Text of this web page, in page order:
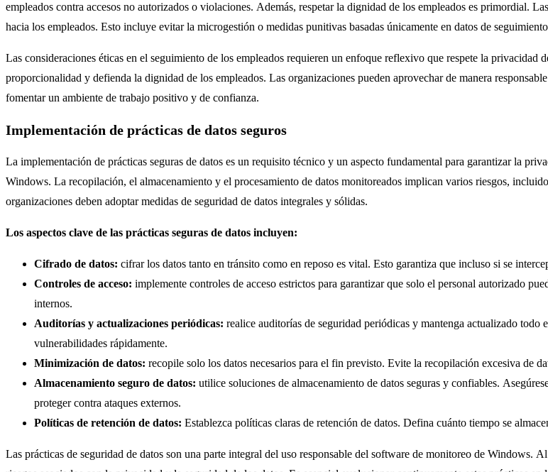
empleados contra accesos no autorizados o violaciones. Además, respetar la dignidad de los empleados es primordial.
hacia los empleados. Esto incluye evitar la microgestión o medidas punitivas basadas únicamente en datos de
Las consideraciones éticas en el seguimiento de los empleados requieren un enfoque reflexivo que respete la privacidad
proporcionalidad y defienda la dignidad de los empleados. Las organizaciones pueden aprovechar de manera
fomentar un ambiente de trabajo positivo y de confianza.
Implementación de prácticas de datos seguros
La implementación de prácticas seguras de datos es un requisito técnico y un aspecto fundamental para garantizar la
Windows. La recopilación, el almacenamiento y el procesamiento de datos monitoreados implican varios riesgos,
organizaciones deben adoptar medidas de seguridad de datos integrales y sólidas.
Los aspectos clave de las prácticas seguras de datos incluyen:
Cifrado de datos: cifrar los datos tanto en tránsito como en reposo es vital. Esto garantiza que incluso si se
Controles de acceso: implemente controles de acceso estrictos para garantizar que solo el personal autorizado
internos.
Auditorías y actualizaciones periódicas: realice auditorías de seguridad periódicas y mantenga actualizado
vulnerabilidades rápidamente.
Minimización de datos: recopile solo los datos necesarios para el fin previsto. Evite la recopilación excesiva de
Almacenamiento seguro de datos: utilice soluciones de almacenamiento de datos seguras y confiables.
proteger contra ataques externos.
Políticas de retención de datos: Establezca políticas claras de retención de datos. Defina cuánto tiempo se
Las prácticas de seguridad de datos son una parte integral del uso responsable del software de monitoreo de Windows.